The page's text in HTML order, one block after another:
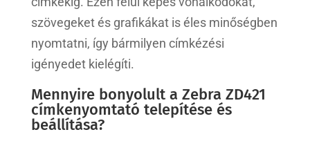
szövegeket és grafikákat is éles minőségben
nyomtatni, így bármilyen címkézési
igényedet kielégíti.
Mennyire bonyolult a Zebra ZD421
címkenyomtató telepítése és
beállítása?